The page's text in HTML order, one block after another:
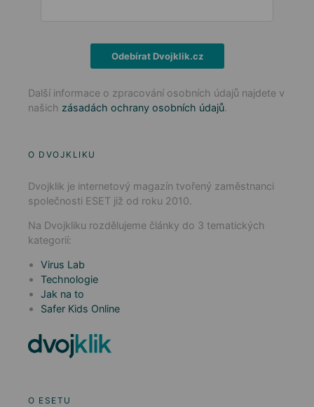
Odebírat Dvojklik.cz
Další informace o zpracování osobních údajů najdete v
našich zásadách ochrany osobních údajů.
O DVOJKLIKU
Dvojklik je internetový magazín tvořený zaměstnanci
společnosti ESET již od roku 2010.
Na Dvojkliku rozdělujeme články do 3 tematických
kategorií:
Virus Lab
Technologie
Jak na to
Safer Kids Online
O ESETU